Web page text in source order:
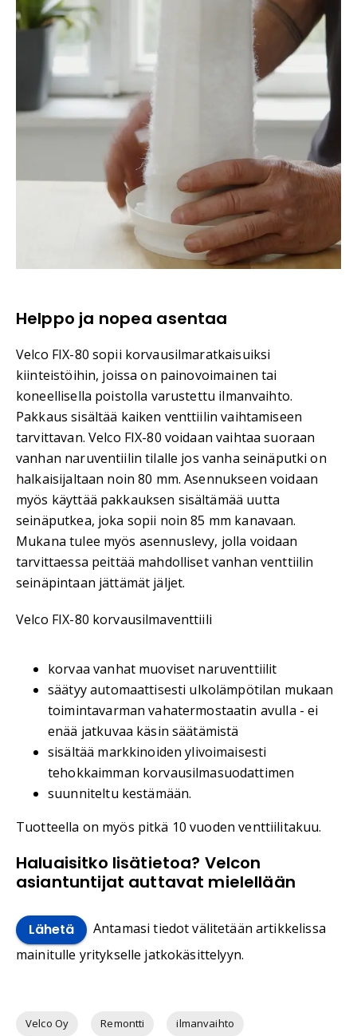
Helppo ja nopea asentaa
Velco FIX-80 sopii korvausilmaratkaisuiksi
kiinteistöihin, joissa on painovoimainen tai
koneellisella poistolla varustettu ilmanvaihto.
Pakkaus sisältää kaiken venttiilin vaihtamiseen
tarvittavan. Velco FIX-80 voidaan vaihtaa suoraan
vanhan naruventiilin tilalle jos vanha seinäputki on
halkaisijaltaan noin 80 mm. Asennukseen voidaan
myös käyttää pakkauksen sisältämää uutta
seinäputkea, joka sopii noin 85 mm kanavaan.
Mukana tulee myös asennuslevy, jolla voidaan
tarvittaessa peittää mahdolliset vanhan venttiilin
seinäpintaan jättämät jäljet.
Velco FIX-80 korvausilmaventtiili
korvaa vanhat muoviset naruventtiilit
säätyy automaattisesti ulkolämpötilan mukaan
toimintavarman vahatermostaatin avulla - ei
enää jatkuvaa käsin säätämistä
sisältää markkinoiden ylivoimaisesti
tehokkaimman korvausilmasuodattimen
suunniteltu kestämään.
Tuotteella on myös pitkä 10 vuoden venttiilitakuu.
Haluaisitko lisätietoa? Velcon
asiantuntijat auttavat mielellään
Lähetä
Antamasi tiedot välitetään artikkelissa
mainitulle yritykselle jatkokäsittelyyn.
Velco Oy Remontti ilmanvaihto